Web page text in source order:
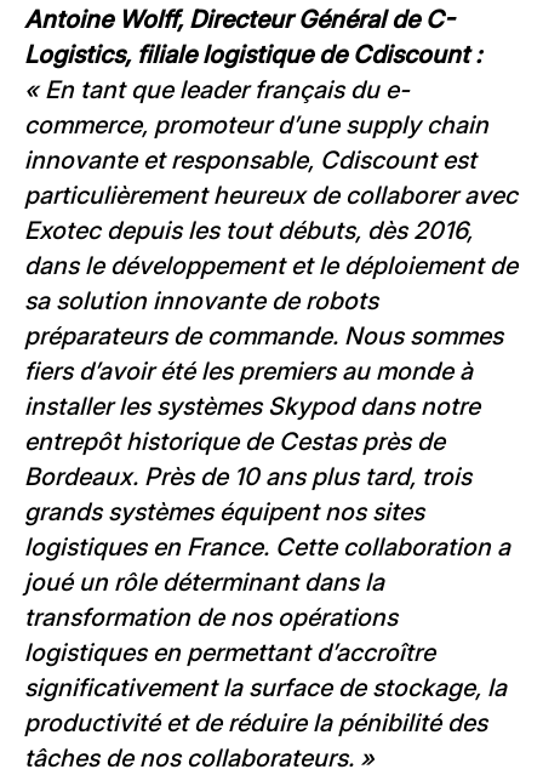
Antoine Wolff, Directeur Général de C-
Logistics, filiale logistique de Cdiscount :
« En tant que leader français du e-
commerce, promoteur d’une supply chain
innovante et responsable, Cdiscount est
particulièrement heureux de collaborer avec
Exotec depuis les tout débuts, dès 2016,
dans le développement et le déploiement de
sa solution innovante de robots
préparateurs de commande. Nous sommes
fiers d’avoir été les premiers au monde à
installer les systèmes Skypod dans notre
entrepôt historique de Cestas près de
Bordeaux. Près de 10 ans plus tard, trois
grands systèmes équipent nos sites
logistiques en France. Cette collaboration a
joué un rôle déterminant dans la
transformation de nos opérations
logistiques en permettant d’accroître
significativement la surface de stockage, la
productivité et de réduire la pénibilité des
tâches de nos collaborateurs. »